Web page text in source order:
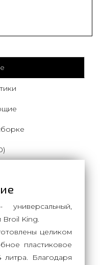
Broil King.
целиком
пластиковое
Благодаря